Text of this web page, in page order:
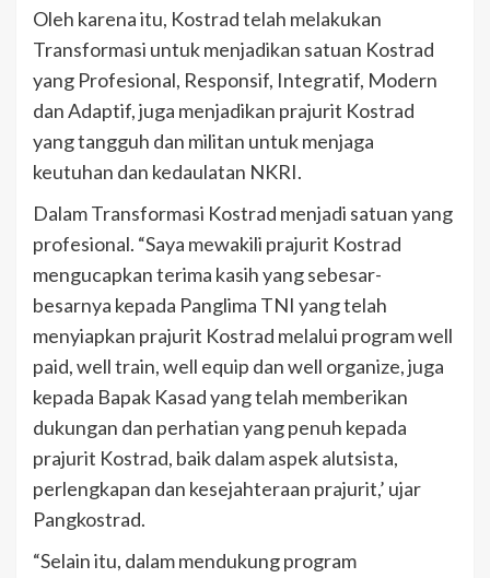
Oleh karena itu, Kostrad telah melakukan
Transformasi untuk menjadikan satuan Kostrad
yang Profesional, Responsif, Integratif, Modern
dan Adaptif, juga menjadikan prajurit Kostrad
yang tangguh dan militan untuk menjaga
keutuhan dan kedaulatan NKRI.
Dalam Transformasi Kostrad menjadi satuan yang
profesional. “Saya mewakili prajurit Kostrad
mengucapkan terima kasih yang sebesar-
besarnya kepada Panglima TNI yang telah
menyiapkan prajurit Kostrad melalui program well
paid, well train, well equip dan well organize, juga
kepada Bapak Kasad yang telah memberikan
dukungan dan perhatian yang penuh kepada
prajurit Kostrad, baik dalam aspek alutsista,
perlengkapan dan kesejahteraan prajurit,’ ujar
Pangkostrad.
“Selain itu, dalam mendukung program